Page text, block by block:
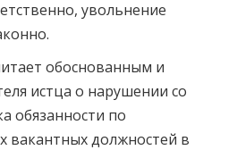
увольнение
обоснованным и
истца о нарушении со
обязанности по
вакантных должностей в